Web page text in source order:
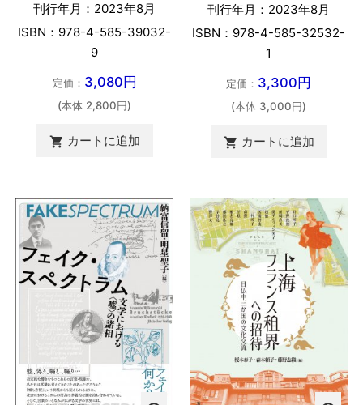
刊行年月：2023年8月
ISBN：978-4-585-39032-
9
定価： 3,080円
(本体 2,800円)
 カートに追加
刊行年月：2023年8月
ISBN：978-4-585-32532-
1
定価： 3,300円
(本体 3,000円)
 カートに追加